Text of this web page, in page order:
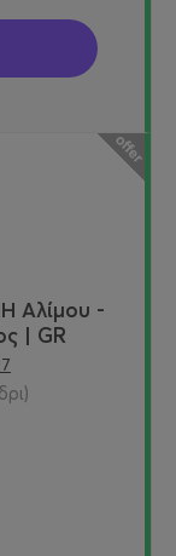
Αλίμου -
| GR